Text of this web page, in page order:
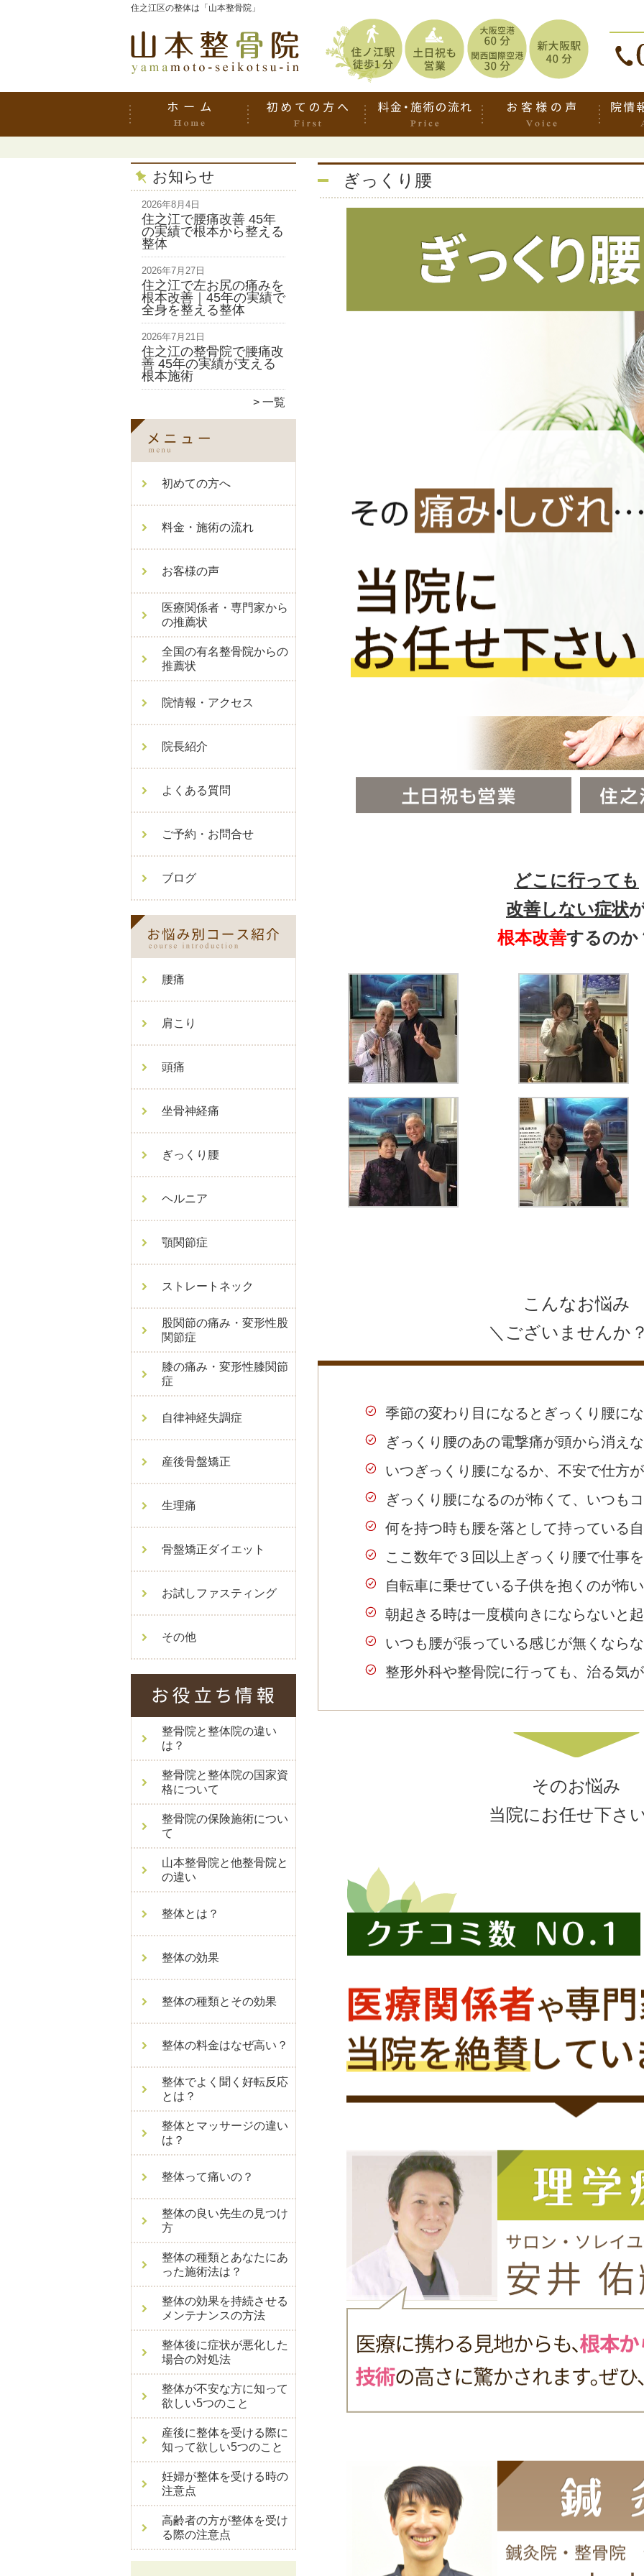
住之江区の整体は「山本整骨院」
お知らせ
2026年8月4日
住之江で腰痛改善 45年
の実績で根本から整える
整体
2026年7月27日
住之江で左お尻の痛みを
根本改善｜45年の実績で
全身を整える整体
2026年7月21日
住之江の整骨院で腰痛改
善 45年の実績が支える
根本施術
一覧
初めての方へ
料金・施術の流れ
お客様の声
医療関係者・専門家から
の推薦状
全国の有名整骨院からの
推薦状
院情報・アクセス
院長紹介
よくある質問
ご予約・お問合せ
ブログ
腰痛
肩こり
頭痛
坐骨神経痛
ぎっくり腰
ヘルニア
顎関節症
ストレートネック
股関節の痛み・変形性股
関節症
膝の痛み・変形性膝関節
症
自律神経失調症
産後骨盤矯正
生理痛
骨盤矯正ダイエット
お試しファスティング
その他
整骨院と整体院の違い
は？
整骨院と整体院の国家資
格について
整骨院の保険施術につい
て
山本整骨院と他整骨院と
の違い
整体とは？
整体の効果
整体の種類とその効果
整体の料金はなぜ高い？
整体でよく聞く好転反応
とは？
整体とマッサージの違い
は？
整体って痛いの？
整体の良い先生の見つけ
方
整体の種類とあなたにあ
った施術法は？
整体の効果を持続させる
メンテナンスの方法
整体後に症状が悪化した
場合の対処法
整体が不安な方に知って
欲しい5つのこと
産後に整体を受ける際に
知って欲しい5つのこと
妊婦が整体を受ける時の
注意点
高齢者の方が整体を受け
る際の注意点
ぎっくり腰
どこに行っても
改善しない症状
根本改善するのか
こんなお悩み
＼ございませんか
季節の変わり目になるとぎっくり腰に
ぎっくり腰のあの電撃痛が頭から消え
いつぎっくり腰になるか、不安で仕方
ぎっくり腰になるのが怖くて、いつも
何を持つ時も腰を落として持っている
ここ数年で３回以上ぎっくり腰で仕事
自転車に乗せている子供を抱くのが怖い
朝起きる時は一度横向きにならないと
いつも腰が張っている感じが無くなら
整形外科や整骨院に行っても、治る気
そのお悩み
当院にお任せ下さ